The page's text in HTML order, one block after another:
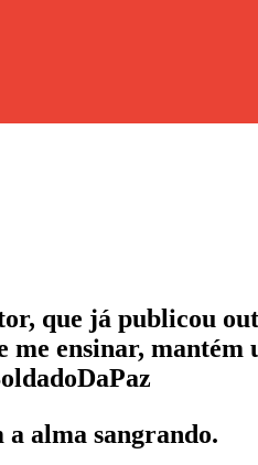
que já publicou
me ensinar, mantém
alma sangrando.